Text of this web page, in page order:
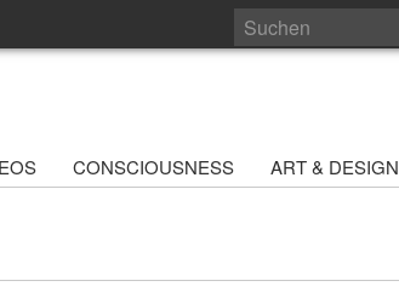
CONSCIOUSNESS ART & DESIGN